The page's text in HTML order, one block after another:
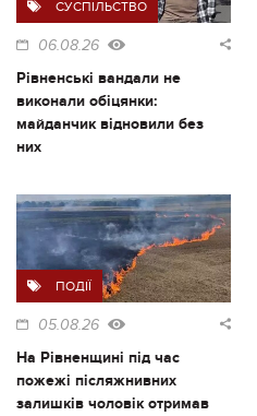
СУСПІЛЬСТВО
06.08.26
Рівненські вандали не
виконали обіцянки:
майданчик відновили без
них
ПОДІЇ
05.08.26
На Рівненщині під час
пожежі післяжнивних
залишків чоловік отримав